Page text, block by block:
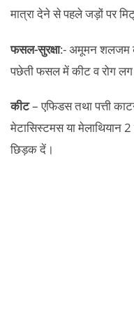
मात्रा देने से पहले जड़ों पर
फसल-सुरक्षा:- अमूमन शलजम
पछेती फसल में कीट व रोग
कीट– एफिडस तथा पत्ती
मेटासिस्टमस या मेलाथियान
छिड़क दें।